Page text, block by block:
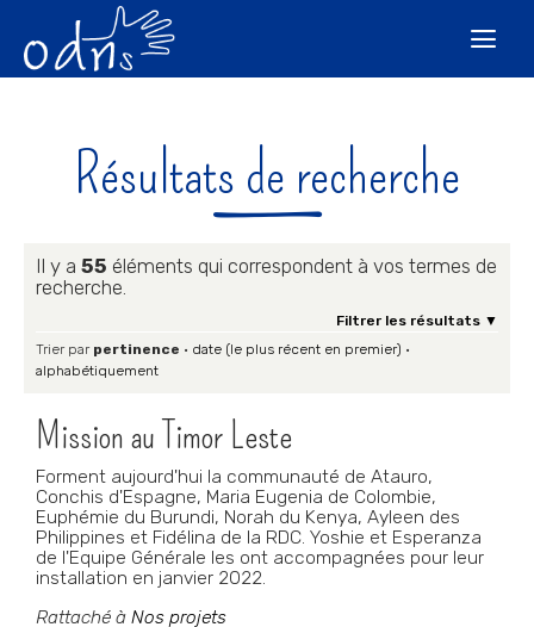

Résultats de recherche
Il y a 55 éléments qui correspondent à vos termes de
recherche.
Filtrer les résultats
Trier par pertinence · date (le plus récent en premier) ·
alphabétiquement
Mission au Timor Leste
Forment aujourd'hui la communauté de Atauro,
Conchis d'Espagne, Maria Eugenia de Colombie,
Euphémie du Burundi, Norah du Kenya, Ayleen des
Philippines et Fidélina de la RDC. Yoshie et Esperanza
de l'Equipe Générale les ont accompagnées pour leur
installation en janvier 2022.
Rattaché à Nos projets